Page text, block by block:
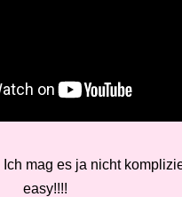
Ich mag es ja nicht
easy!!!!